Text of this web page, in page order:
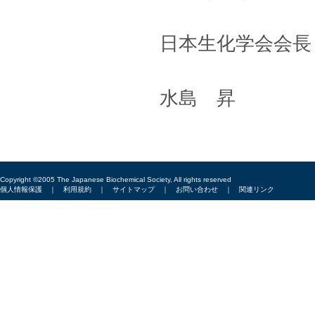
日本生化学会会長
水島 昇
Copyright ©2005 The Japanese Biochemical Society, All rights reserved
個人情報保護 ｜ 利用規約 ｜ サイトマップ｜ お問い合わせ ｜ 関連リンク